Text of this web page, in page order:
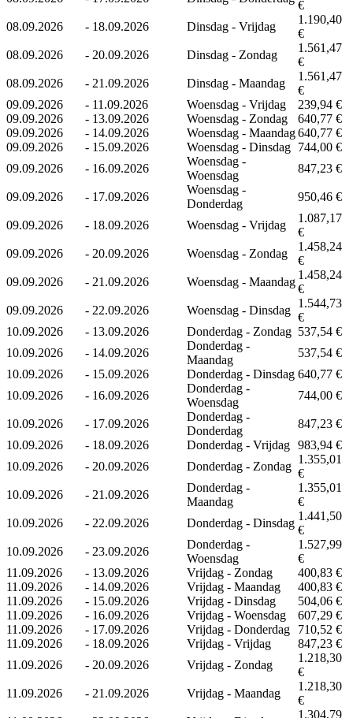
€
08.09.2026
- 18.09.2026 Dinsdag - Vrijdag
1.190,40
€
08.09.2026
- 20.09.2026 Dinsdag - Zondag
1.561,47
€
08.09.2026
- 21.09.2026 Dinsdag - Maandag
1.561,47
€
09.09.2026
- 11.09.2026 Woensdag - Vrijdag
239,94 €
09.09.2026
- 13.09.2026 Woensdag - Zondag
640,77 €
09.09.2026
- 14.09.2026 Woensdag - Maandag640,77 €
09.09.2026
- 15.09.2026 Woensdag - Dinsdag 744,00 €
09.09.2026
- 16.09.2026
Woensdag -
Woensdag
847,23 €
09.09.2026 - 17.09.2026
Woensdag -
Donderdag
950,46 €
09.09.2026 - 18.09.2026 Woensdag - Vrijdag
1.087,17
€
09.09.2026
- 20.09.2026 Woensdag - Zondag
1.458,24
€
09.09.2026
- 21.09.2026 Woensdag - Maandag
1.458,24
€
09.09.2026
- 22.09.2026 Woensdag - Dinsdag
1.544,73
€
10.09.2026
- 13.09.2026 Donderdag - Zondag 537,54 €
10.09.2026
- 14.09.2026
Donderdag -
Maandag
537,54 €
10.09.2026
- 15.09.2026 Donderdag - Dinsdag 640,77 €
10.09.2026
- 16.09.2026
Donderdag -
Woensdag
744,00 €
10.09.2026 - 17.09.2026
Donderdag -
Donderdag
847,23 €
10.09.2026
- 18.09.2026 Donderdag - Vrijdag 983,94 €
10.09.2026
- 20.09.2026 Donderdag - Zondag
1.355,01
€
10.09.2026
- 21.09.2026
Donderdag -
Maandag
1.355,01
€
10.09.2026
- 22.09.2026 Donderdag - Dinsdag
1.441,50
€
10.09.2026
- 23.09.2026
Donderdag -
Woensdag
1.527,99
€
11.09.2026
- 13.09.2026 Vrijdag - Zondag
400,83 €
11.09.2026
- 14.09.2026 Vrijdag - Maandag
400,83 €
11.09.2026
- 15.09.2026 Vrijdag - Dinsdag
504,06 €
11.09.2026
- 16.09.2026 Vrijdag - Woensdag
607,29 €
11.09.2026
- 17.09.2026 Vrijdag - Donderdag
710,52 €
11.09.2026
- 18.09.2026 Vrijdag - Vrijdag
847,23 €
11.09.2026
- 20.09.2026 Vrijdag - Zondag
1.218,30
€
11.09.2026
- 21.09.2026 Vrijdag - Maandag
1.218,30
€
1.304,79